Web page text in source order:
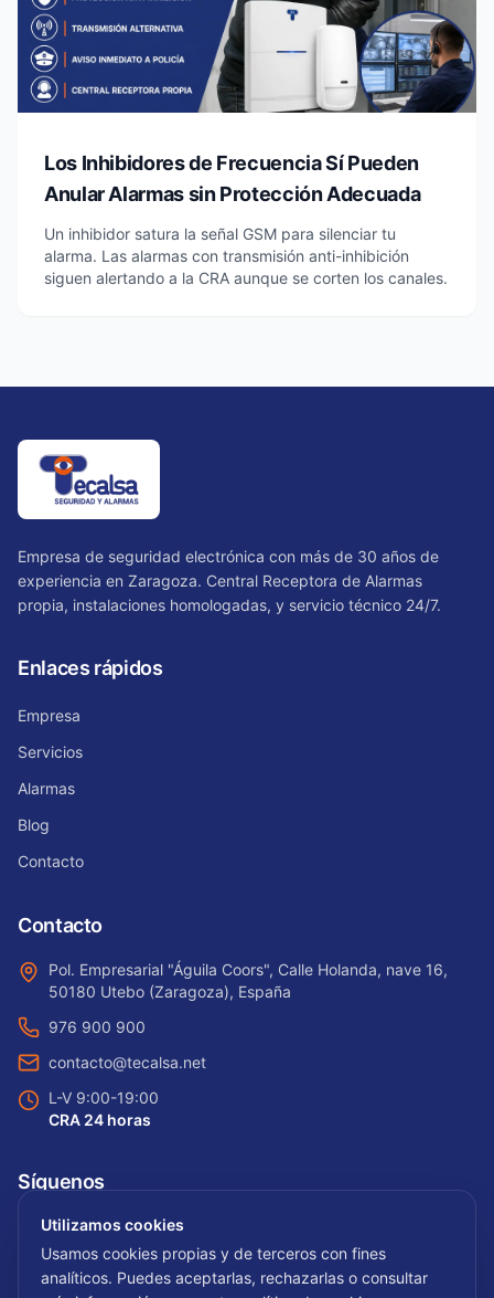
Los Inhibidores de Frecuencia Sí Pueden
Anular Alarmas sin Protección Adecuada
Un inhibidor satura la señal GSM para silenciar tu
alarma. Las alarmas con transmisión anti-inhibición
siguen alertando a la CRA aunque se corten los canales.
Empresa de seguridad electrónica con más de 30 años de
experiencia en Zaragoza. Central Receptora de Alarmas
propia, instalaciones homologadas, y servicio técnico 24/7.
Enlaces rápidos
Empresa
Servicios
Alarmas
Blog
Contacto
Contacto
Pol. Empresarial "Águila Coors", Calle Holanda, nave 16,
50180 Utebo (Zaragoza), España
976 900 900
contacto@tecalsa.net
L-V 9:00-19:00
CRA 24 horas
Síguenos
Utilizamos cookies
Usamos cookies propias y de terceros con fines
analíticos. Puedes aceptarlas, rechazarlas o consultar